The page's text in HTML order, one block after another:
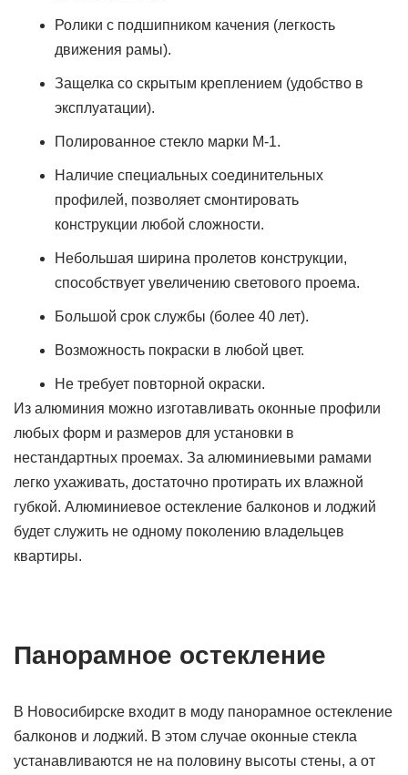
Ролики с подшипником качения (легкость
движения рамы).
Защелка со скрытым креплением (удобство в
эксплуатации).
Полированное стекло марки М-1.
Наличие специальных соединительных
профилей, позволяет смонтировать
конструкции любой сложности.
Небольшая ширина пролетов конструкции,
способствует увеличению светового проема.
Большой срок службы (более 40 лет).
Возможность покраски в любой цвет.
Не требует повторной окраски.
Из алюминия можно изготавливать оконные профили
любых форм и размеров для установки в
нестандартных проемах. За алюминиевыми рамами
легко ухаживать, достаточно протирать их влажной
губкой. Алюминиевое остекление балконов и лоджий
будет служить не одному поколению владельцев
квартиры.
Панорамное остекление
В Новосибирске входит в моду панорамное остекление
балконов и лоджий. В этом случае оконные стекла
устанавливаются не на половину высоты стены, а от